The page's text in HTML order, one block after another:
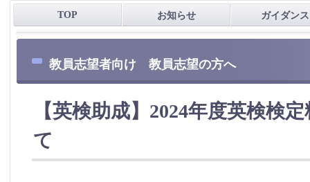
TOP お知らせ ガイダンス
教員志望者向け 教員志望の方へ
【英検助成】2024年度英検検
て